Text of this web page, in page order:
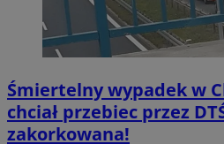
Śmiertelny wypadek w
chciał przebiec przez
zakorkowana!